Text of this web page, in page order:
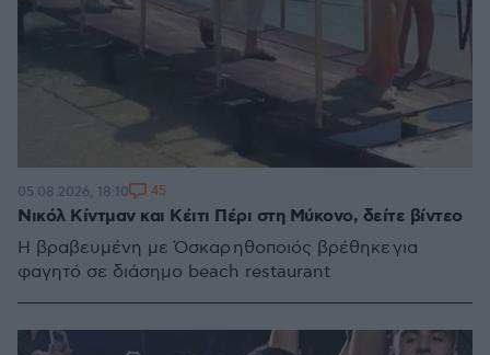
Νικόλ Κίντμαν και Κέιτι Πέρι στη Μύκονο, δείτε βίντεο
Η βραβευμένη με Όσκαρ ηθοποιός βρέθηκε για
φαγητό σε διάσημο beach restaurant
05.08.2026, 18:10 45